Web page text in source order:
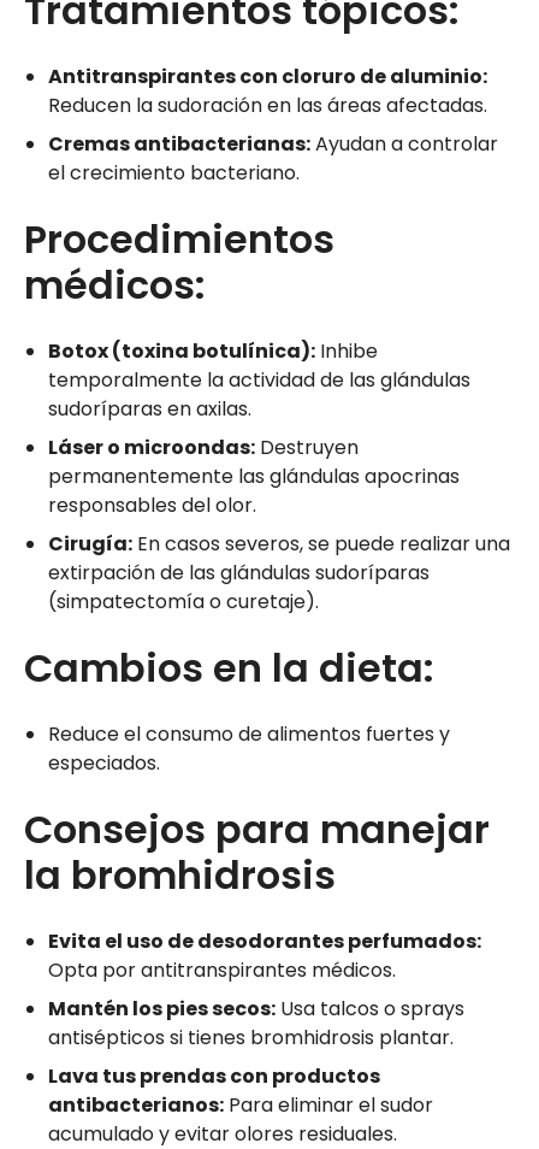
Antitranspirantes con cloruro de aluminio:
Reducen la sudoración en las áreas afectadas.
Cremas antibacterianas:Ayudan a controlar
el crecimiento bacteriano.
Procedimientos
médicos:
Botox (toxina botulínica): Inhibe
temporalmente la actividad de las glándulas
sudoríparas en axilas.
Láser o microondas: Destruyen
permanentemente las glándulas apocrinas
responsables del olor.
Cirugía: En casos severos, se puede realizar una
extirpación de las glándulas sudoríparas
(simpatectomía o curetaje).
Cambios en la dieta:
Reduce el consumo de alimentos fuertes y
especiados.
Consejos para manejar
la bromhidrosis
Evita el uso de desodorantes perfumados:
Opta por antitranspirantes médicos.
Mantén los pies secos: Usa talcos o sprays
antisépticos si tienes bromhidrosis plantar.
Lava tus prendas con productos
antibacterianos: Para eliminar el sudor
acumulado y evitar olores residuales.